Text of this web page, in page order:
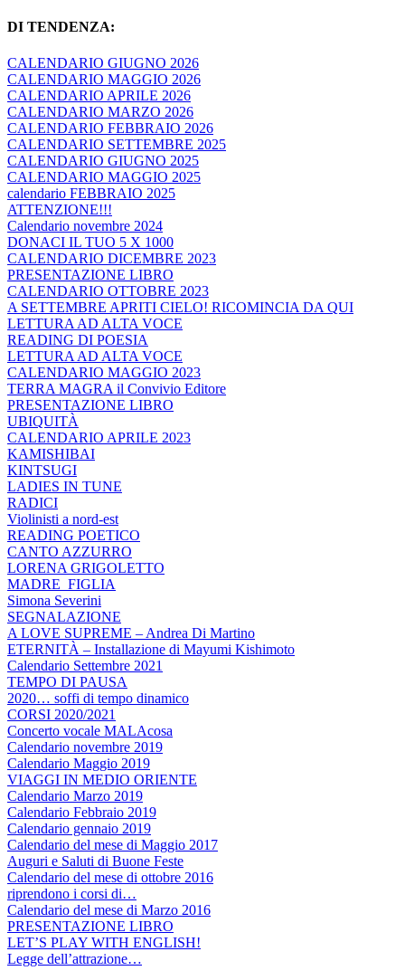
DI TENDENZA:
CALENDARIO GIUGNO 2026
CALENDARIO MAGGIO 2026
CALENDARIO APRILE 2026
CALENDARIO MARZO 2026
CALENDARIO FEBBRAIO 2026
CALENDARIO SETTEMBRE 2025
CALENDARIO GIUGNO 2025
CALENDARIO MAGGIO 2025
calendario FEBBRAIO 2025
ATTENZIONE!!!
Calendario novembre 2024
DONACI IL TUO 5 X 1000
CALENDARIO DICEMBRE 2023
PRESENTAZIONE LIBRO
CALENDARIO OTTOBRE 2023
A SETTEMBRE APRITI CIELO! RICOMINCIA DA QUI
LETTURA AD ALTA VOCE
READING DI POESIA
LETTURA AD ALTA VOCE
CALENDARIO MAGGIO 2023
TERRA MAGRA il Convivio Editore
PRESENTAZIONE LIBRO
UBIQUITÀ
CALENDARIO APRILE 2023
KAMISHIBAI
KINTSUGI
LADIES IN TUNE
RADICI
Violinisti a nord-est
READING POETICO
CANTO AZZURRO
LORENA GRIGOLETTO
MADRE_FIGLIA
Simona Severini
SEGNALAZIONE
A LOVE SUPREME – Andrea Di Martino
ETERNITÀ – Installazione di Mayumi Kishimoto
Calendario Settembre 2021
TEMPO DI PAUSA
2020… soffi di tempo dinamico
CORSI 2020/2021
Concerto vocale MALAcosa
Calendario novembre 2019
Calendario Maggio 2019
VIAGGI IN MEDIO ORIENTE
Calendario Marzo 2019
Calendario Febbraio 2019
Calendario gennaio 2019
Calendario del mese di Maggio 2017
Auguri e Saluti di Buone Feste
Calendario del mese di ottobre 2016
riprendono i corsi di…
Calendario del mese di Marzo 2016
PRESENTAZIONE LIBRO
LET’S PLAY WITH ENGLISH!
Legge dell’attrazione…